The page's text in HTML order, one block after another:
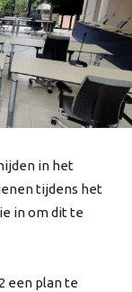
in het
tijdens het
in om dit te
een plan te